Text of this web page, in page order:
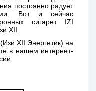
постоянно радует
Вот и сейчас
сигарет IZI
XII.
XII Энергетик) на
в нашем интернет-